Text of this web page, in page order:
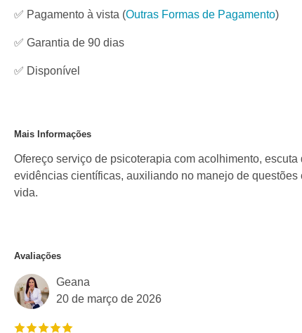
✅ Pagamento à vista (Outras Formas de Pagamento)
✅ Garantia de 90 dias
✅ Disponível
Mais Informações
Ofereço serviço de psicoterapia com acolhimento,
evidências científicas, auxiliando no manejo de
vida.
Avaliações
Geana
20 de março de 2026